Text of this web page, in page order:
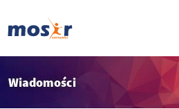
Wiadomości